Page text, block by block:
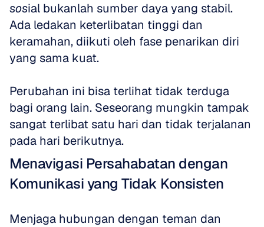
sosial bukanlah sumber daya yang stabil.
Ada ledakan keterlibatan tinggi dan
keramahan, diikuti oleh fase penarikan diri
yang sama kuat.
Perubahan ini bisa terlihat tidak terduga
bagi orang lain. Seseorang mungkin tampak
sangat terlibat satu hari dan tidak terjalanan
pada hari berikutnya.
Menavigasi Persahabatan dengan
Komunikasi yang Tidak Konsisten
Menjaga hubungan dengan teman dan